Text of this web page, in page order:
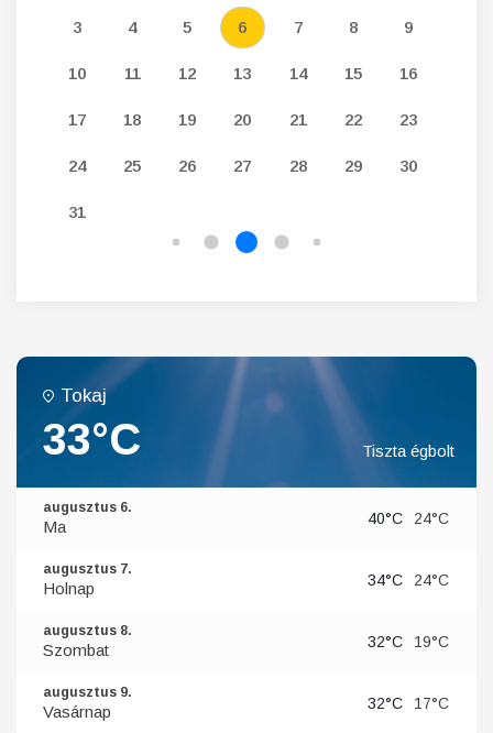
3 4 5 6 7 8 9
10 11 12 13 14 15 16
17 18 19 20 21 22 23
24 25 26 27 28 29 30
31
Tokaj
33°C Tiszta égbolt
augusztus 6.
Ma 40°C 24°C
augusztus 7.
Holnap 34°C 24°C
augusztus 8.
Szombat 32°C 19°C
augusztus 9.
Vasárnap 32°C 17°C